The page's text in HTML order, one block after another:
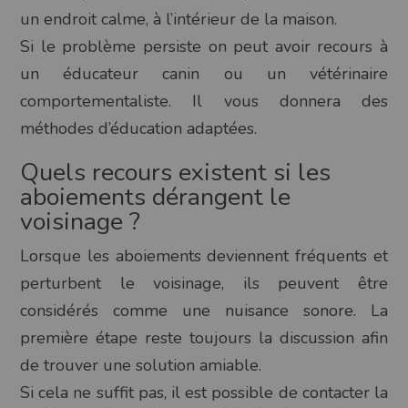
un endroit calme, à l’intérieur de la maison.
Si le problème persiste on peut avoir recours à
un éducateur canin ou un vétérinaire
comportementaliste. Il vous donnera des
méthodes d’éducation adaptées.
Quels recours existent si les
aboiements dérangent le
voisinage ?
Lorsque les aboiements deviennent fréquents et
perturbent le voisinage, ils peuvent être
considérés comme une nuisance sonore. La
première étape reste toujours la discussion afin
de trouver une solution amiable.
Si cela ne suffit pas, il est possible de contacter la